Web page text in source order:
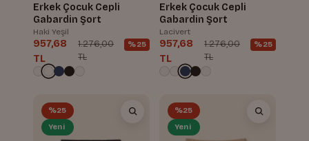
Erkek Çocuk Cepli
Gabardin Şort
Haki Yeşil
957,68
TL
1.276,00
TL
%25
Erkek Çocuk Cepli
Gabardin Şort
Lacivert
957,68
TL
1.276,00
TL
%25
%25
Yeni
%25
Yeni